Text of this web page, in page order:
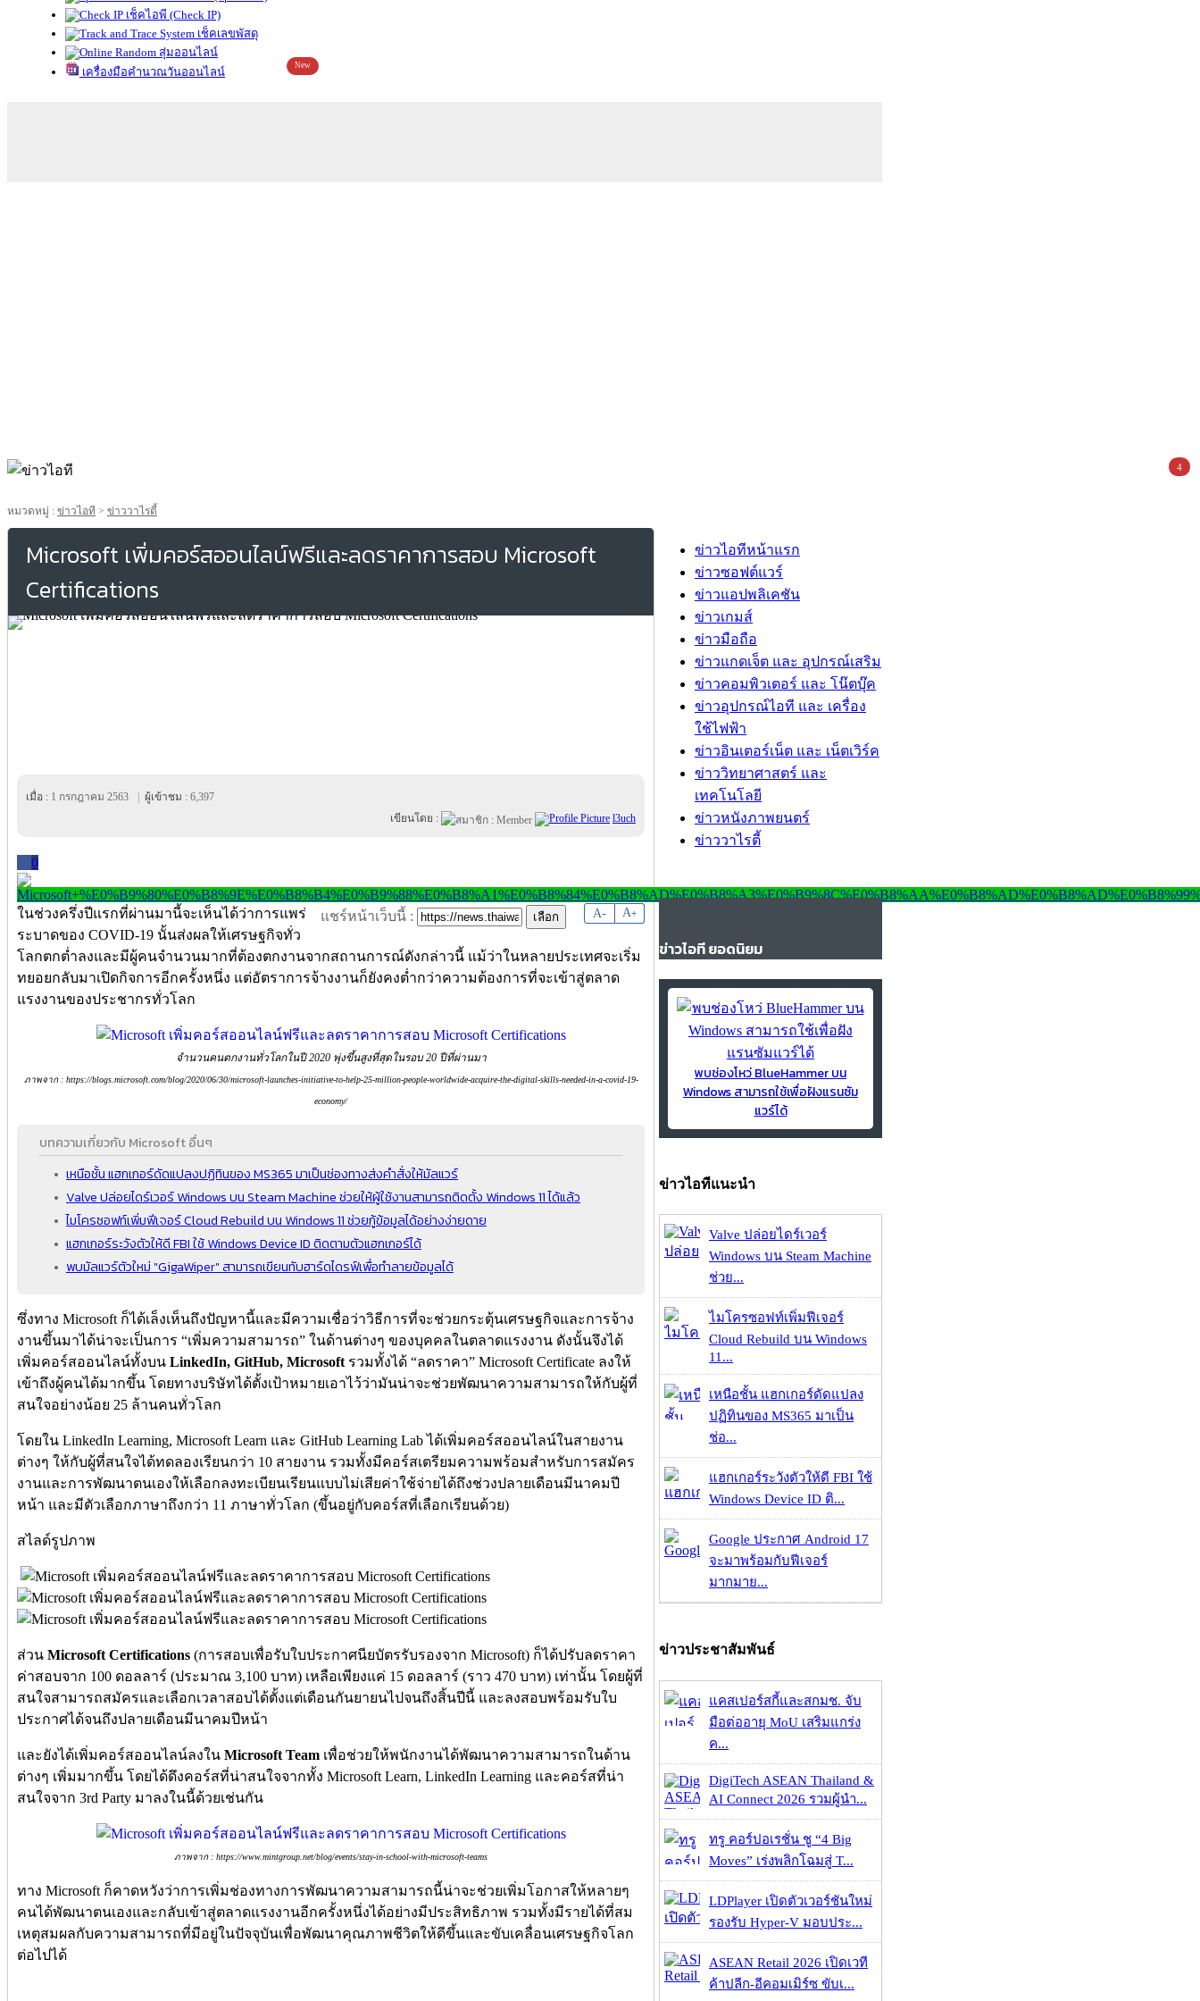
เช็คไอพี (Check IP)
เช็คเลขพัสดุ
สุ่มออนไลน์
เครื่องมือคำนวณวันออนไลน์
New
หมวดหมู่ : ข่าวไอที > ข่าววาไรตี้
Microsoft เพิ่มคอร์สออนไลน์ฟรีและลดราคาการสอบ Microsoft
Certifications
เมื่อ : 1 กรกฎาคม 2563 ผู้เข้าชม : 6,397
เขียนโดย :
l3uch
0
A- A+
แชร์หน้าเว็บนี้ :
ในช่วงครึ่งปีแรกที่ผ่านมานี้จะเห็นได้ว่าการแพร่
ระบาดของ COVID-19 นั้นส่งผลให้เศรษฐกิจทั่ว
โลกตกต่ำลงและมีผู้คนจำนวนมากที่ต้องตกงานจากสถานการณ์ดังกล่าวนี้ แม้ว่าในหลายประเทศจะเริ่ม
ทยอยกลับมาเปิดกิจการอีกครั้งหนึ่ง แต่อัตราการจ้างงานก็ยังคงต่ำกว่าความต้องการที่จะเข้าสู่ตลาด
แรงงานของประชากรทั่วโลก
จำนวนคนตกงานทั่วโลกในปี 2020 พุ่งขึ้นสูงที่สุดในรอบ 20 ปีที่ผ่านมา
ภาพจาก : https://blogs.microsoft.com/blog/2020/06/30/microsoft-launches-initiative-to-help-25-million-people-worldwide-acquire-the-digital-skills-needed-in-a-covid-19-
economy/
บทความเกี่ยวกับ Microsoft อื่นๆ
เหนือชั้น แฮกเกอร์ดัดแปลงปฏิทินของ MS365 มาเป็นช่องทางส่งคำสั่งให้มัลแวร์
Valve ปล่อยไดร์เวอร์ Windows บน Steam Machine ช่วยให้ผู้ใช้งานสามารถติดตั้ง Windows 11 ได้แล้ว
ไมโครซอฟท์เพิ่มฟีเจอร์ Cloud Rebuild บน Windows 11 ช่วยกู้ข้อมูลได้อย่างง่ายดาย
แฮกเกอร์ระวังตัวให้ดี FBI ใช้ Windows Device ID ติดตามตัวแฮกเกอร์ได้
พบมัลแวร์ตัวใหม่ "GigaWiper" สามารถเขียนทับฮาร์ดไดรฟ์เพื่อทำลายข้อมูลได้
ซึ่งทาง Microsoft ก็ได้เล็งเห็นถึงปัญหานี้และมีความเชื่อว่าวิธีการที่จะช่วยกระตุ้นเศรษฐกิจและการจ้าง
งานขึ้นมาได้น่าจะเป็นการ “เพิ่มความสามารถ” ในด้านต่างๆ ของบุคคลในตลาดแรงงาน ดังนั้นจึงได้
เพิ่มคอร์สออนไลน์ทั้งบน LinkedIn, GitHub, Microsoft รวมทั้งได้ “ลดราคา” Microsoft Certificate ลงให้
เข้าถึงผู้คนได้มากขึ้น โดยทางบริษัทได้ตั้งเป้าหมายเอาไว้ว่ามันน่าจะช่วยพัฒนาความสามารถให้กับผู้ที่
สนใจอย่างน้อย 25 ล้านคนทั่วโลก
โดยใน LinkedIn Learning, Microsoft Learn และ GitHub Learning Lab ได้เพิ่มคอร์สออนไลน์ในสายงาน
ต่างๆ ให้กับผู้ที่สนใจได้ทดลองเรียนกว่า 10 สายงาน รวมทั้งมีคอร์สเตรียมความพร้อมสำหรับการสมัคร
งานและการพัฒนาตนเองให้เลือกลงทะเบียนเรียนแบบไม่เสียค่าใช้จ่ายได้ถึงช่วงปลายเดือนมีนาคมปี
หน้า และมีตัวเลือกภาษาถึงกว่า 11 ภาษาทั่วโลก (ขึ้นอยู่กับคอร์สที่เลือกเรียนด้วย)
สไลด์รูปภาพ
ส่วน Microsoft Certifications (การสอบเพื่อรับใบประกาศนียบัตรรับรองจาก Microsoft) ก็ได้ปรับลดราคา
ค่าสอบจาก 100 ดอลลาร์ (ประมาณ 3,100 บาท) เหลือเพียงแค่ 15 ดอลลาร์ (ราว 470 บาท) เท่านั้น โดยผู้ที่
สนใจสามารถสมัครและเลือกเวลาสอบได้ตั้งแต่เดือนกันยายนไปจนถึงสิ้นปีนี้ และลงสอบพร้อมรับใบ
ประกาศได้จนถึงปลายเดือนมีนาคมปีหน้า
และยังได้เพิ่มคอร์สออนไลน์ลงใน Microsoft Team เพื่อช่วยให้พนักงานได้พัฒนาความสามารถในด้าน
ต่างๆ เพิ่มมากขึ้น โดยได้ดึงคอร์สที่น่าสนใจจากทั้ง Microsoft Learn, LinkedIn Learning และคอร์สที่น่า
สนใจจาก 3rd Party มาลงในนี้ด้วยเช่นกัน
ภาพจาก : https://www.mintgroup.net/blog/events/stay-in-school-with-microsoft-teams
ทาง Microsoft ก็คาดหวังว่าการเพิ่มช่องทางการพัฒนาความสามารถนี้น่าจะช่วยเพิ่มโอกาสให้หลายๆ
คนได้พัฒนาตนเองและกลับเข้าสู่ตลาดแรงงานอีกครั้งหนึ่งได้อย่างมีประสิทธิภาพ รวมทั้งมีรายได้ที่สม
เหตุสมผลกับความสามารถที่มีอยู่ในปัจจุบันเพื่อพัฒนาคุณภาพชีวิตให้ดีขึ้นและขับเคลื่อนเศรษฐกิจโลก
ต่อไปได้
ข่าวไอทีหน้าแรก
ข่าวซอฟต์แวร์
ข่าวแอปพลิเคชัน
ข่าวเกมส์
ข่าวมือถือ
ข่าวแกดเจ็ต และ อุปกรณ์เสริม
ข่าวคอมพิวเตอร์ และ โน๊ตบุ๊ค
ข่าวอุปกรณ์ไอที และ เครื่อง
ใช้ไฟฟ้า
ข่าวอินเตอร์เน็ต และ เน็ตเวิร์ค
ข่าววิทยาศาสตร์ และ
เทคโนโลยี
ข่าวหนังภาพยนตร์
ข่าววาไรตี้
ข่าวไอที ยอดนิยม
พบช่องโหว่ BlueHammer บน
Windows สามารถใช้เพื่อฝังแรนซัม
แวร์ได้
ข่าวไอทีแนะนำ
Valve ปล่อยไดร์เวอร์
Windows บน Steam Machine
ช่วย...
ไมโครซอฟท์เพิ่มฟีเจอร์
Cloud Rebuild บน Windows
11...
เหนือชั้น แฮกเกอร์ดัดแปลง
ปฏิทินของ MS365 มาเป็น
ช่อ...
แฮกเกอร์ระวังตัวให้ดี FBI ใช้
Windows Device ID ติ...
Google ประกาศ Android 17
จะมาพร้อมกับฟีเจอร์
มากมาย...
ข่าวประชาสัมพันธ์
แคสเปอร์สกี้และสกมช. จับ
มือต่ออายุ MoU เสริมแกร่ง
ค...
DigiTech ASEAN Thailand &
AI Connect 2026 รวมผู้นำ...
ทรู คอร์ปอเรชั่น ชู “4 Big
Moves” เร่งพลิกโฉมสู่ T...
LDPlayer เปิดตัวเวอร์ชันใหม่
รองรับ Hyper-V มอบประ...
ASEAN Retail 2026 เปิดเวที
ค้าปลีก-อีคอมเมิร์ซ ขับเ...
4